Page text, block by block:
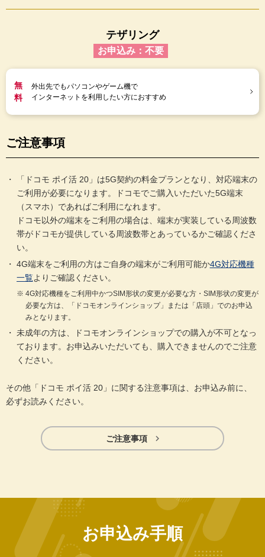
テザリング
お申込み：不要
無
料
外出先でもパソコンやゲーム機で
インターネットを利用したい方におすすめ
ご注意事項
「ドコモ ポイ活 20」は5G契約の料金プランとなり、対応端末の
ご利用が必要になります。ドコモでご購入いただいた5G端末
（スマホ）であればご利用になれます。
ドコモ以外の端末をご利用の場合は、端末が実装している周波数
帯がドコモが提供している周波数帯とあっているかご確認くださ
い。
4G端末をご利用の方はご自身の端末がご利用可能か4G対応機種
一覧よりご確認ください。
4G対応機種をご利用中かつSIM形状の変更が必要な方・SIM形状の変更が
必要な方は、「ドコモオンラインショップ」または「店頭」でのお申込
みとなります。
未成年の方は、ドコモオンラインショップでの購入が不可となっ
ております。お申込みいただいても、購入できませんのでご注意
ください。
その他「ドコモ ポイ活 20」に関する注意事項は、お申込み前に、
必ずお読みください。
ご注意事項 
お申込み手順